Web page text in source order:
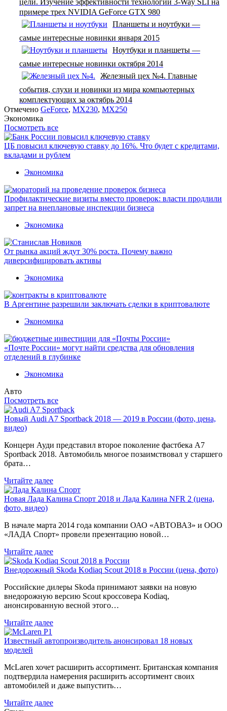
примере трех NVIDIA GeForce GTX 980
Планшеты и ноутбуки —
самые интересные новинки января 2015
Ноутбуки и планшеты —
самые интересные новинки октября 2014
Железный цех №4. Главные
события, слухи и новинки из мира компьютерных
комплектующих за октябрь 2014
Отмечено GeForce, MX230, MX250
Экономика
Посмотреть все
ЦБ повысил ключевую ставку до 16%. Что будет с кредитами,
вкладами и рублем
Экономика
Профилактические визиты вместо проверок: власти продлили
запрет на внеплановые инспекции бизнеса
Экономика
От рынка акций ждут 30% роста. Почему важно
диверсифицировать активы
Экономика
В Аргентине разрешили заключать сделки в криптовалюте
Экономика
«Почте России» могут найти средства для обновления
отделений в глубинке
Экономика
Авто
Посмотреть все
Новый Audi A7 Sportback 2018 — 2019 в России (фото, цена,
видео)
Концерн Ауди представил второе поколение фастбека A7
Sportback 2018. Автомобиль многое позаимствовал у старшего
брата…
Читайте далее
Новая Лада Калина Спорт 2018 и Лада Калина NFR 2 (цена,
фото, видео)
В начале марта 2014 года компании ОАО «АВТОВАЗ» и ООО
«ЛАДА Спорт» провели презентацию новой…
Читайте далее
Внедорожный Skoda Kodiaq Scout 2018 в России (цена, фото)
Российские дилеры Skoda принимают заявки на новую
внедорожную версию Scout кроссовера Kodiaq,
анонсированную весной этого…
Читайте далее
Известный автопроизводитель анонсировал 18 новых
моделей
McLaren хочет расширить ассортимент. Британская компания
подтвердила намерения расширить ассортимент своих
автомобилей и даже выпустить…
Читайте далее